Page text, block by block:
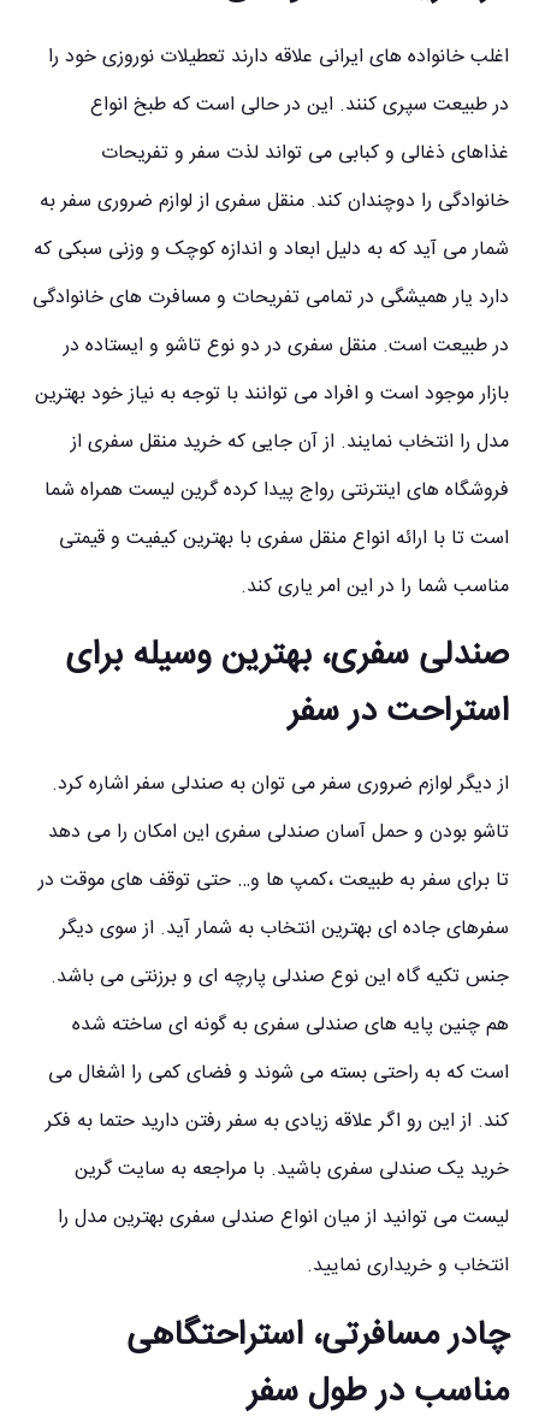
اغلب خانواده های ایرانی علاقه دارند تعطیلات نوروزی خود را
در طبیعت سپری کنند. این در حالی است که طبخ انواع
غذاهای ذغالی و کبابی می تواند لذت سفر و تفریحات
خانوادگی را دوچندان کند. منقل سفری از لوازم ضروری سفر به
شمار می آید که به دلیل ابعاد و اندازه کوچک و وزنی سبکی که
دارد یار همیشگی در تمامی تفریحات و مسافرت های خانوادگی
در طبیعت است. منقل سفری در دو نوع تاشو و ایستاده در
بازار موجود است و افراد می توانند با توجه به نیاز خود بهترین
مدل را انتخاب نمایند. از آن جایی که خرید منقل سفری از
فروشگاه های اینترنتی رواج پیدا کرده گرین لیست همراه شما
است تا با ارائه انواع منقل سفری با بهترین کیفیت و قیمتی
مناسب شما را در این امر یاری کند.
صندلی سفری، بهترین وسیله برای
استراحت در سفر
از دیگر لوازم ضروری سفر می توان به صندلی سفر اشاره کرد.
تاشو بودن و حمل آسان صندلی سفری این امکان را می دهد
تا برای سفر به طبیعت ،کمپ ها و… حتی توقف های موقت در
سفرهای جاده ای بهترین انتخاب به شمار آید. از سوی دیگر
جنس تکیه گاه این نوع صندلی پارچه ای و برزنتی می باشد.
هم چنین پایه های صندلی سفری به گونه ای ساخته شده
است که به راحتی بسته می شوند و فضای کمی را اشغال می
کند. از این رو اگر علاقه زیادی به سفر رفتن دارید حتما به فکر
خرید یک صندلی سفری باشید. با مراجعه به سایت گرین
لیست می توانید از میان انواع صندلی سفری بهترین مدل را
انتخاب و خریداری نمایید.
چادر مسافرتی، استراحتگاهی
مناسب در طول سفر